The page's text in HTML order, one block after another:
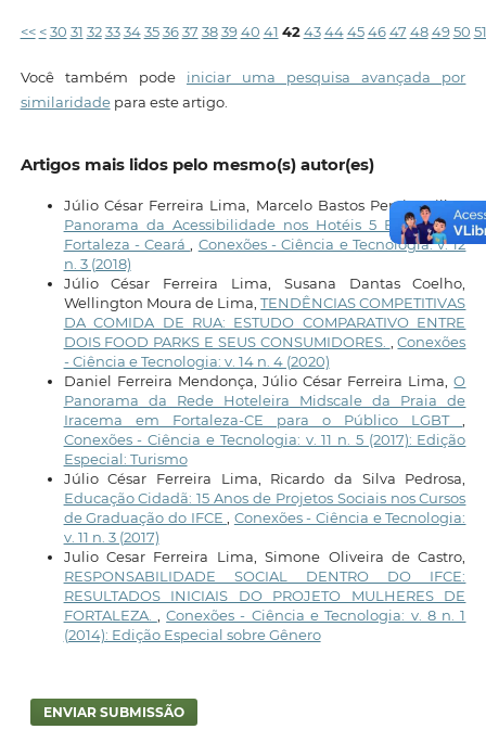
<< < 30 31 32 33 34 35 36 37 38 39 40 41 42 43 44 45 46 47 48 49 50 51
Você também pode iniciar uma pesquisa avançada por
similaridadepara este artigo.
Artigos mais lidos pelo mesmo(s) autor(es)
Júlio César Ferreira Lima, Marcelo Bastos Pereira Filho,
Panorama da Acessibilidade nos Hotéis 5 Estrelas de
Fortaleza - Ceará
Conexões - Ciência e Tecnologia: v. 12
n. 3 (2018)
Júlio César Ferreira Lima, Susana Dantas Coelho,
Wellington Moura de Lima,TENDÊNCIAS COMPETITIVAS
DA COMIDA DE RUA: ESTUDO COMPARATIVO ENTRE
DOIS FOOD PARKS E SEUS CONSUMIDORES.
,Conexões
- Ciência e Tecnologia: v. 14 n. 4 (2020)
Daniel Ferreira Mendonça, Júlio César Ferreira Lima,O
Panorama da Rede Hoteleira Midscale da Praia de
Iracema em Fortaleza-CE para o Público LGBT
Conexões - Ciência e Tecnologia: v. 11 n. 5 (2017): Edição
Especial: Turismo
Júlio César Ferreira Lima, Ricardo da Silva Pedrosa,
Educação Cidadã: 15 Anos de Projetos Sociais nos Cursos
de Graduação do IFCE
Conexões - Ciência e Tecnologia:
v. 11 n. 3 (2017)
Julio Cesar Ferreira Lima, Simone Oliveira de Castro,
RESPONSABILIDADE SOCIAL DENTRO DO IFCE:
RESULTADOS INICIAIS DO PROJETO MULHERES DE
FORTALEZA.
,Conexões - Ciência e Tecnologia: v. 8 n. 1
(2014): Edição Especial sobre Gênero
ENVIAR SUBMISSÃO